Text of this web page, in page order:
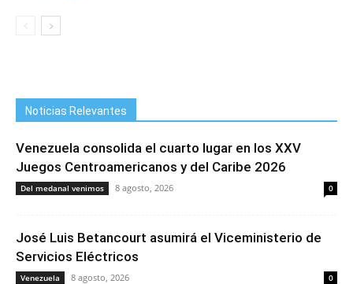
Noticias Relevantes
Venezuela consolida el cuarto lugar en los XXV
Juegos Centroamericanos y del Caribe 2026
Del medanal venimos 8 agosto, 2026 0
José Luis Betancourt asumirá el Viceministerio de
Servicios Eléctricos
Venezuela 8 agosto, 2026 0